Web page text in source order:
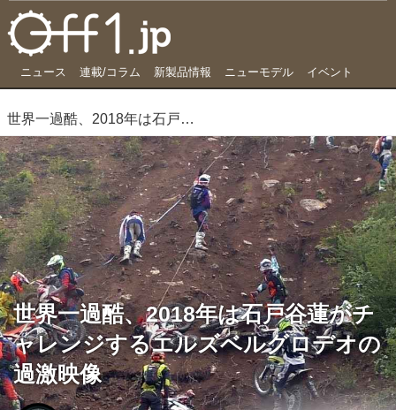
ニュース 連載/コラム 新製品情報 ニューモデル イベント
世界一過酷、2018年は石戸谷蓮がチャレンジするエルズベルグロデオの過激映像
世界一過酷、2018年は石戸谷蓮がチ
ャレンジするエルズベルグロデオの
過激映像